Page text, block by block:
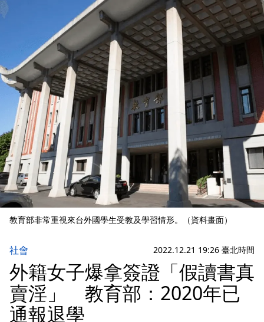
教育部非常重視來台外國學生受教及學習情形。（資料畫面）
社會 2022.12.21 19:26 臺北時間
外籍女子爆拿簽證「假讀書真
賣淫」 教育部：2020年已
通報退學